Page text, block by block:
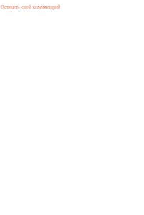
Оставить свой комментарий